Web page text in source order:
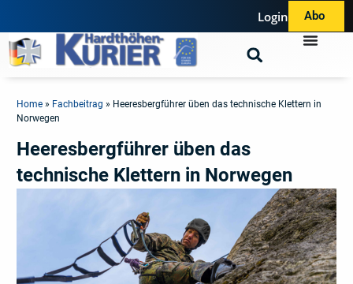
Login Abo
Home » Fachbeitrag » Heeresbergführer üben das technische Klettern in
Norwegen
Heeresbergführer üben das
technische Klettern in Norwegen